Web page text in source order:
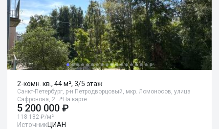
2-комн. кв., 44 м², 3/5 этаж
Санкт-Петербург, р-н Петродворцовый, мкр. Ломоносов, улица
Сафронова, 2 📍 На карте
5 200 000 ₽
118 182 ₽/м²
ИсточникЦИАН